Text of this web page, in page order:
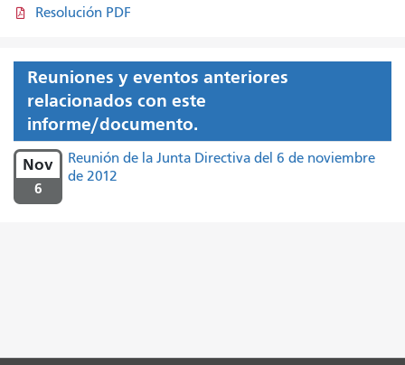
Resolución PDF
Reuniones y eventos anteriores
relacionados con este
informe/documento.
Nov
6
Reunión de la Junta Directiva del 6 de noviembre
de 2012